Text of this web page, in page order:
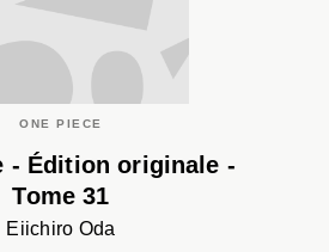
ONE PIECE
- Édition originale -
Tome 31
Eiichiro Oda